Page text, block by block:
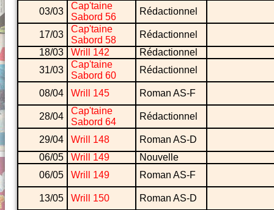
03/03
Cap'taine
Sabord 56
Rédactionnel
17/03
Cap'taine
Sabord 58
Rédactionnel
18/03
Wrill 142
Rédactionnel
31/03
Cap'taine
Sabord 60
Rédactionnel
08/04 Wrill 145 Roman AS-F
28/04
Cap'taine
Sabord 64
Rédactionnel
29/04 Wrill 148
Roman AS-D
06/05
Wrill 149
Nouvelle
06/05
Wrill 149 Roman AS-F
13/05 Wrill 150 Roman AS-D